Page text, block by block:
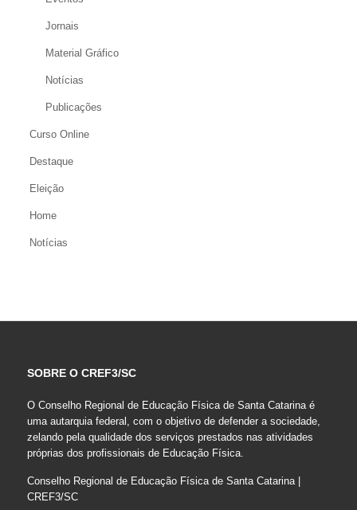
Jornais
Material Gráfico
Notícias
Publicações
Curso Online
Destaque
Eleição
Home
Notícias
SOBRE O CREF3/SC
O Conselho Regional de Educação Física de Santa Catarina é
uma autarquia federal, com o objetivo de defender a sociedade,
zelando pela qualidade dos serviços prestados nas atividades
próprias dos profissionais de Educação Física.
Conselho Regional de Educação Física de Santa Catarina |
CREF3/SC